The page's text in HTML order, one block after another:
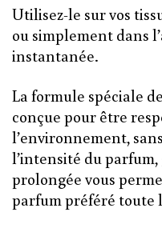
Utilisez-le sur vos
ou simplement dans
instantanée.
La formule spéciale
conçue pour être
l’environnement,
l’intensité du
prolongée vous
parfum préféré toute